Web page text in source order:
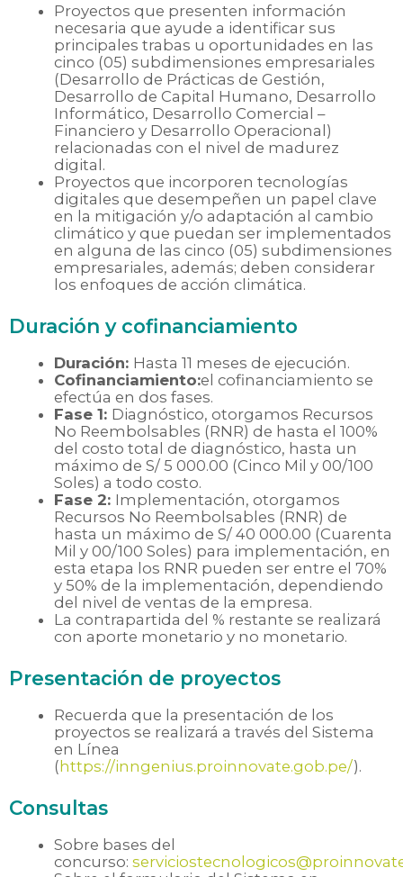
Proyectos que presenten información
necesaria que ayude a identificar sus
principales trabas u oportunidades en las
cinco (05) subdimensiones empresariales
(Desarrollo de Prácticas de Gestión,
Desarrollo de Capital Humano, Desarrollo
Informático, Desarrollo Comercial –
Financiero y Desarrollo Operacional)
relacionadas con el nivel de madurez
digital.
Proyectos que incorporen tecnologías
digitales que desempeñen un papel clave
en la mitigación y/o adaptación al cambio
climático y que puedan ser implementados
en alguna de las cinco (05) subdimensiones
empresariales, además; deben considerar
los enfoques de acción climática.
Duración y cofinanciamiento
Duración: Hasta 11 meses de ejecución.
Cofinanciamiento:el cofinanciamiento se
efectúa en dos fases.
Fase 1: Diagnóstico, otorgamos Recursos
No Reembolsables (RNR) de hasta el 100%
del costo total de diagnóstico, hasta un
máximo de S/ 5 000.00 (Cinco Mil y 00/100
Soles) a todo costo.
Fase 2: Implementación, otorgamos
Recursos No Reembolsables (RNR) de
hasta un máximo de S/ 40 000.00 (Cuarenta
Mil y 00/100 Soles) para implementación, en
esta etapa los RNR pueden ser entre el 70%
y 50% de la implementación, dependiendo
del nivel de ventas de la empresa.
La contrapartida del % restante se realizará
con aporte monetario y no monetario.
Presentación de proyectos
Recuerda que la presentación de los
proyectos se realizará a través del Sistema
en Línea
(https://inngenius.proinnovate.gob.pe/).
Consultas
Sobre bases del
concurso: